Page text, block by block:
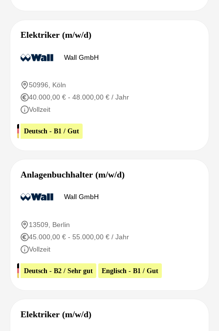
Elektriker (m/w/d)
Wall GmbH
50996, Köln
40.000,00 € - 48.000,00 € / Jahr
Vollzeit
Deutsch - B1 / Gut
Anlagenbuchhalter (m/w/d)
Wall GmbH
13509, Berlin
45.000,00 € - 55.000,00 € / Jahr
Vollzeit
Deutsch - B2 / Sehr gut Englisch - B1 / Gut
Elektriker (m/w/d)